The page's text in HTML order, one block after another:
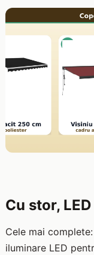
Cu stor,
Cele mai
iluminare LED